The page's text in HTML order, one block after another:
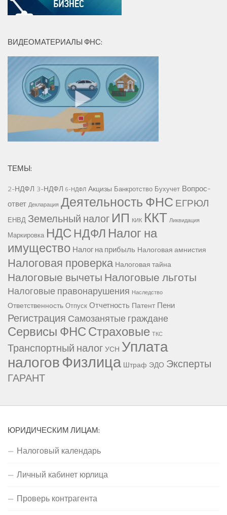
ВИДЕОМАТЕРИАЛЫ ФНС:
ТЕМЫ:
2-НДФЛ 3-НДФЛ 6-НДФЛ Акцизы Банкротство Бухучет Вопрос-
ответ Декларация Деятельность ФНС ЕГРЮЛ
ЕНВД Земельный налог ИП КИК ККТ Ликвидация
Маркировка НДС НДФЛ Налог на
имущество Налог на прибыль Налоговая амнистия
Налоговая проверка Налоговая тайна
Налоговые вычетыНалоговые льготы
Налоговые правонарушения Наследство
Ответственность Отпуск Отчетность Патент Пени
Регистрация Самозанятые граждане
Сервисы ФНССтраховые ТКС
Транспортный налогУСН Уплата
налоговФизлица Штраф ЭДО Эксперты
ГАРАНТ
ЮРИДИЧЕСКИМ ЛИЦАМ:
Налоговый календарь
Личный кабинет юрлица
Проверь контрагента